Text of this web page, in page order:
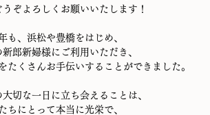
ぞよろしくお願いいたします！
も、浜松や豊橋をはじめ、
新郎新婦様にご利用いただき、
たくさんお手伝いすることができました。
大切な一日に立ち会えることは、
ちにとって本当に光栄で、